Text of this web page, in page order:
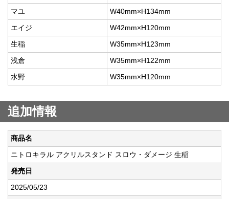
マユ
W40mm×H134mm
エイジ
W42mm×H120mm
生稲
W35mm×H123mm
浅倉
W35mm×H122mm
水野
W35mm×H120mm
追加情報
商品名
ニトロキラル アクリルスタンド スロウ・ダメージ 生稲
発売日
2025/05/23